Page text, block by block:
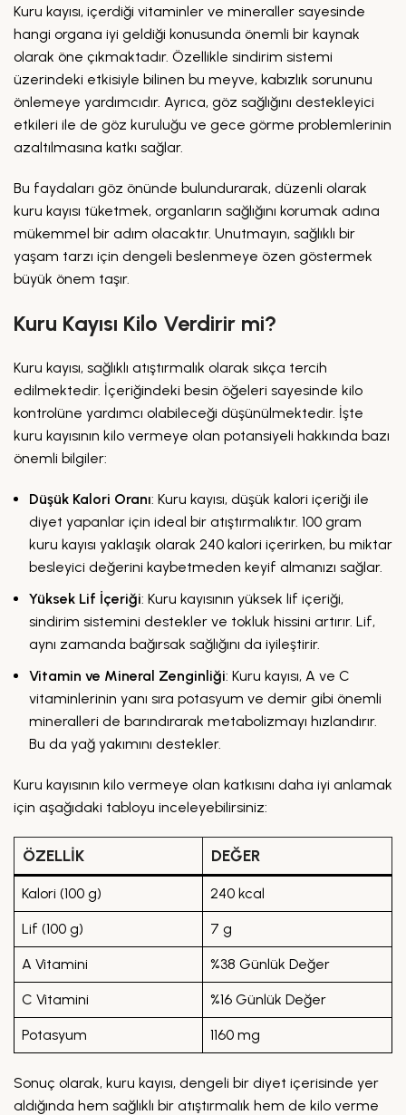
Kuru kayısı, içerdiği vitaminler ve mineraller sayesinde
hangi organa iyi geldiği konusunda önemli bir kaynak
olarak öne çıkmaktadır. Özellikle sindirim sistemi
üzerindeki etkisiyle bilinen bu meyve, kabızlık sorununu
önlemeye yardımcıdır. Ayrıca, göz sağlığını destekleyici
etkileri ile de göz kuruluğu ve gece görme problemlerinin
azaltılmasına katkı sağlar.
Bu faydaları göz önünde bulundurarak, düzenli olarak
kuru kayısı tüketmek, organların sağlığını korumak adına
mükemmel bir adım olacaktır. Unutmayın, sağlıklı bir
yaşam tarzı için dengeli beslenmeye özen göstermek
büyük önem taşır.
Kuru Kayısı Kilo Verdirir mi?
Kuru kayısı, sağlıklı atıştırmalık olarak sıkça tercih
edilmektedir. İçeriğindeki besin öğeleri sayesinde kilo
kontrolüne yardımcı olabileceği düşünülmektedir. İşte
kuru kayısının kilo vermeye olan potansiyeli hakkında bazı
önemli bilgiler:
Düşük Kalori Oranı: Kuru kayısı, düşük kalori içeriği ile
diyet yapanlar için ideal bir atıştırmalıktır. 100 gram
kuru kayısı yaklaşık olarak 240 kalori içerirken, bu miktar
besleyici değerini kaybetmeden keyif almanızı sağlar.
Yüksek Lif İçeriği: Kuru kayısının yüksek lif içeriği,
sindirim sistemini destekler ve tokluk hissini artırır. Lif,
aynı zamanda bağırsak sağlığını da iyileştirir.
Vitamin ve Mineral Zenginliği: Kuru kayısı, A ve C
vitaminlerinin yanı sıra potasyum ve demir gibi önemli
mineralleri de barındırarak metabolizmayı hızlandırır.
Bu da yağ yakımını destekler.
Kuru kayısının kilo vermeye olan katkısını daha iyi anlamak
için aşağıdaki tabloyu inceleyebilirsiniz:
ÖZELLIK DEĞER
Kalori (100 g) 240 kcal
Lif (100 g) 7 g
A Vitamini %38 Günlük Değer
C Vitamini %16 Günlük Değer
Potasyum 1160 mg
Sonuç olarak, kuru kayısı, dengeli bir diyet içerisinde yer
aldığında hem sağlıklı bir atıştırmalık hem de kilo verme